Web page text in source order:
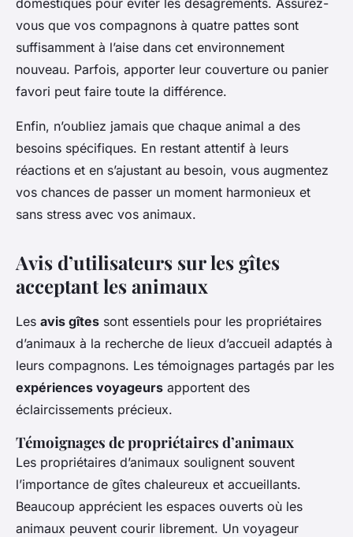
vous que vos compagnons à quatre pattes sont
suffisamment à l’aise dans cet environnement
nouveau. Parfois, apporter leur couverture ou panier
favori peut faire toute la différence.
Enfin, n’oubliez jamais que chaque animal a des
besoins spécifiques. En restant attentif à leurs
réactions et en s’ajustant au besoin, vous augmentez
vos chances de passer un moment harmonieux et
sans stress avec vos animaux.
Avis d’utilisateurs sur les gîtes
acceptant les animaux
Les avis gîtes sont essentiels pour les propriétaires
d’animaux à la recherche de lieux d’accueil adaptés à
leurs compagnons. Les témoignages partagés par les
expériences voyageurs apportent des
éclaircissements précieux.
Témoignages de propriétaires d’animaux
Les propriétaires d’animaux soulignent souvent
l’importance de gîtes chaleureux et accueillants.
Beaucoup apprécient les espaces ouverts où les
animaux peuvent courir librement. Un voyageur